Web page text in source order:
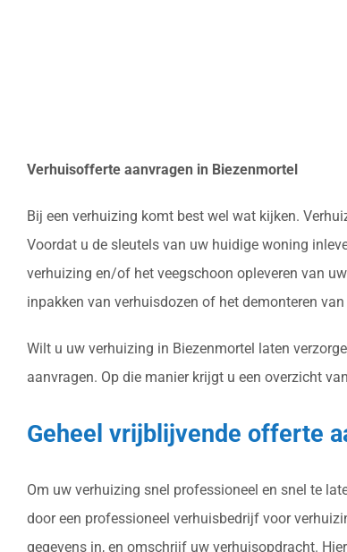
Verhuisofferte aanvragen in Biezenmortel
Bij een verhuizing komt best wel wat kijken.
Voordat u de sleutels van uw huidige woning
verhuizing en/of het veegschoon opleveren van
inpakken van verhuisdozen of het demonteren
Wilt u uw verhuizing in Biezenmortel laten
aanvragen. Op die manier krijgt u een overzicht
Geheel vrijblijvende offerte
Om uw verhuizing snel professioneel en snel te
door een professioneel verhuisbedrijf voor
gegevens in, en omschrijf uw verhuisopdracht.